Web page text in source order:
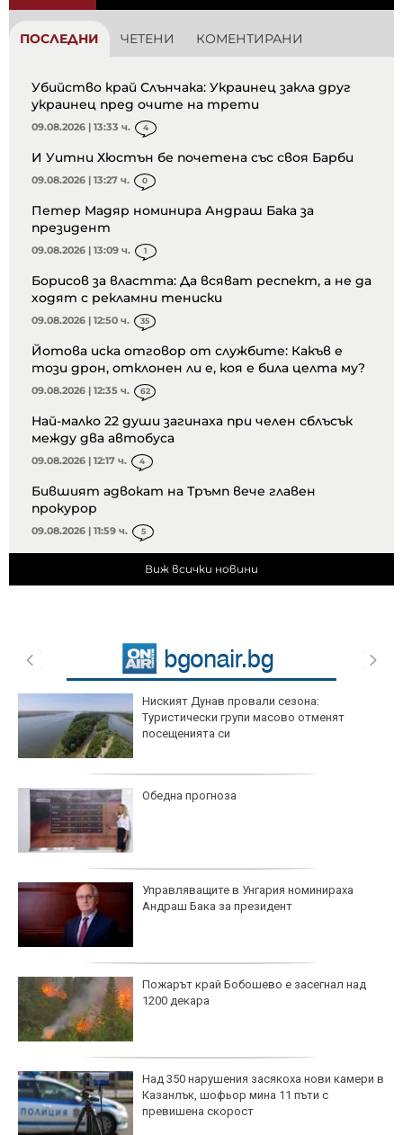
ПОСЛЕДНИ ЧЕТЕНИ КОМЕНТИРАНИ
Убийство край Слънчака: Украинец закла друг
украинец пред очите на трети
09.08.2026 | 13:33 ч. 4
И Уитни Хюстън бе почетена със своя Барби
09.08.2026 | 13:27 ч. 0
Петер Мадяр номинира Андраш Бака за
президент
09.08.2026 | 13:09 ч. 1
Борисов за властта: Да всяват респект, а не да
ходят с рекламни тениски
09.08.2026 | 12:50 ч. 35
Йотова иска отговор от службите: Какъв е
този дрон, отклонен ли е, коя е била целта му?
09.08.2026 | 12:35 ч. 62
Най-малко 22 души загинаха при челен сблъсък
между два автобуса
09.08.2026 | 12:17 ч. 4
Бившият адвокат на Тръмп вече главен
прокурор
09.08.2026 | 11:59 ч. 5
Виж всички новини
Ниският Дунав провали сезона:
Туристически групи масово отменят
посещенията си
Обедна прогноза
Управляващите в Унгария номинираха
Андраш Бака за президент
Пожарът край Бобошево е засегнал над
1200 декара
Над 350 нарушения засякоха нови камери в
Казанлък, шофьор мина 11 пъти с
превишена скорост